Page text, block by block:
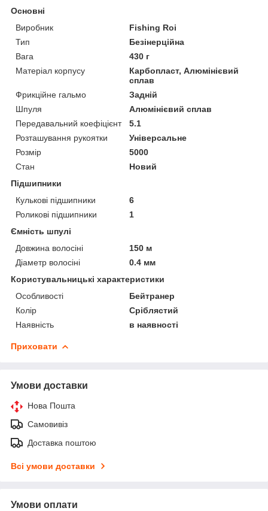
Основні
Виробник
Fishing Roi
Тип
Безінерційна
Вага
430 г
Матеріал корпусу
Карбопласт, Алюмінієвий
сплав
Фрикційне гальмо
Задній
Шпуля
Алюмінієвий сплав
Передавальний коефіцієнт
5.1
Розташування рукоятки
Універсальне
Розмір
5000
Стан
Новий
Підшипники
Кулькові підшипники
6
Роликові підшипники
1
Ємність шпулі
Довжина волосіні
150 м
Діаметр волосіні
0.4 мм
Користувальницькі характеристики
Особливості
Бейтранер
Колір
Сріблястий
Наявність
в наявності
Приховати
Умови доставки
Нова Пошта
Самовивіз
Доставка поштою
Всі умови доставки
Умови оплати